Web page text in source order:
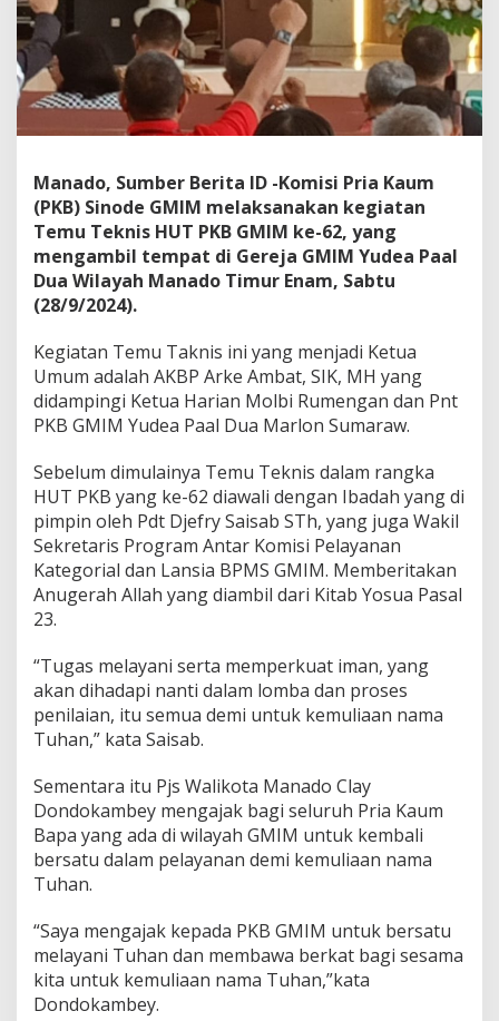
,
D
o
n
d
k
m
b
e
y
:
B
e
a
t
u
M
e
a
y
a
n
i
B
e
t
B
a
g
S
e
s
a
m
a
Manado, Sumber Berita ID -Komisi Pria Kaum
(PKB) Sinode GMIM melaksanakan kegiatan
Temu Teknis HUT PKB GMIM ke-62, yang
mengambil tempat di Gereja GMIM Yudea Paal
Dua Wilayah Manado Timur Enam, Sabtu
(28/9/2024).
Kegiatan Temu Taknis ini yang menjadi Ketua
Umum adalah AKBP Arke Ambat, SIK, MH yang
didampingi Ketua Harian Molbi Rumengan dan Pnt
PKB GMIM Yudea Paal Dua Marlon Sumaraw.
Sebelum dimulainya Temu Teknis dalam rangka
HUT PKB yang ke-62 diawali dengan Ibadah yang di
pimpin oleh Pdt Djefry Saisab STh, yang juga Wakil
Sekretaris Program Antar Komisi Pelayanan
Kategorial dan Lansia BPMS GMIM. Memberitakan
Anugerah Allah yang diambil dari Kitab Yosua Pasal
23.
“Tugas melayani serta memperkuat iman, yang
akan dihadapi nanti dalam lomba dan proses
penilaian, itu semua demi untuk kemuliaan nama
Tuhan,” kata Saisab.
Sementara itu Pjs Walikota Manado Clay
Dondokambey mengajak bagi seluruh Pria Kaum
Bapa yang ada di wilayah GMIM untuk kembali
bersatu dalam pelayanan demi kemuliaan nama
Tuhan.
“Saya mengajak kepada PKB GMIM untuk bersatu
melayani Tuhan dan membawa berkat bagi sesama
kita untuk kemuliaan nama Tuhan,”kata
Dondokambey.